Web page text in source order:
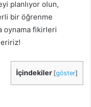
planlıyor olun,
bir öğrenme
oynama fikirleri
İçindekiler [göster]